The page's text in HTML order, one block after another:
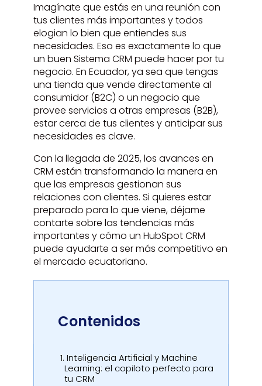
Imagínate que estás en una reunión con
tus clientes más importantes y todos
elogian lo bien que entiendes sus
necesidades. Eso es exactamente lo que
un buen Sistema CRM puede hacer por tu
negocio. En Ecuador, ya sea que tengas
una tienda que vende directamente al
consumidor (B2C) o un negocio que
provee servicios a otras empresas (B2B),
estar cerca de tus clientes y anticipar sus
necesidades es clave.
Con la llegada de 2025, los avances en
CRM están transformando la manera en
que las empresas gestionan sus
relaciones con clientes. Si quieres estar
preparado para lo que viene, déjame
contarte sobre las tendencias más
importantes y cómo un HubSpot CRM
puede ayudarte a ser más competitivo en
el mercado ecuatoriano.
Contenidos
1. Inteligencia Artificial y Machine
Learning: el copiloto perfecto para
tu CRM